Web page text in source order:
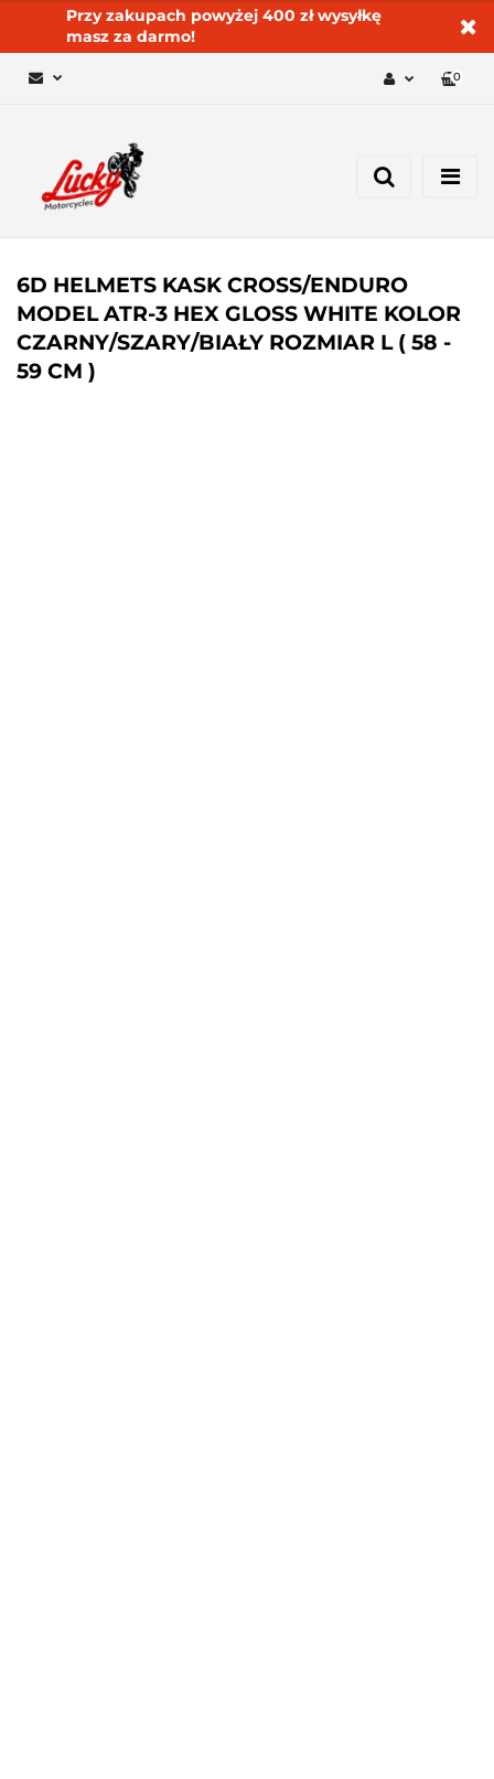
Przy zakupach powyżej 400 zł wysyłkę
masz za darmo!
Dodaj zgłoszenie
0
6D HELMETS KASK CROSS/ENDURO
MODEL ATR-3 HEX GLOSS WHITE KOLOR
CZARNY/SZARY/BIAŁY ROZMIAR L ( 58 -
59 CM )